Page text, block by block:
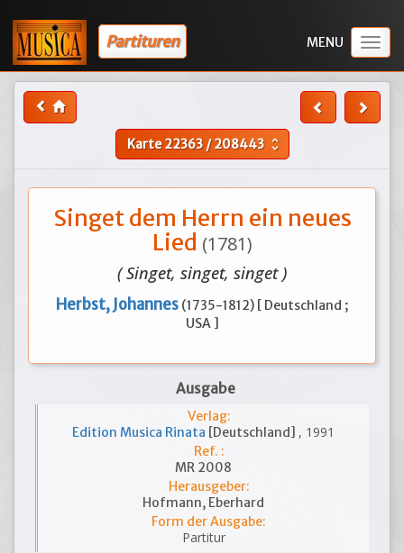
Partituren
Karte22363/208443 unfold_more
Singet dem Herrn ein neues
Lied (1781)
( Singet, singet, singet )
Herbst, Johannes (1735-1812) [ Deutschland ;
USA ]
Ausgabe
Verlag:
Edition Musica Rinata [Deutschland] , 1991
Ref. :
MR 2008
Herausgeber:
Hofmann, Eberhard
Form der Ausgabe:
Partitur